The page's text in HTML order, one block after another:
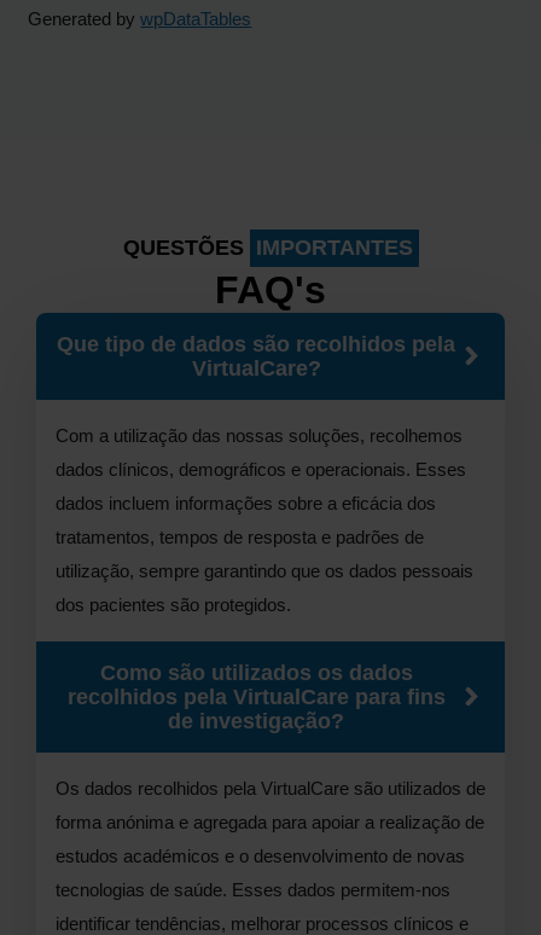
Generated bywpDataTables
QUESTÕES IMPORTANTES
FAQ's
Que tipo de dados são recolhidos pela
VirtualCare?
Com a utilização das nossas soluções, recolhemos
dados clínicos, demográficos e operacionais. Esses
dados incluem informações sobre a eficácia dos
tratamentos, tempos de resposta e padrões de
utilização, sempre garantindo que os dados pessoais
dos pacientes são protegidos.
Como são utilizados os dados
recolhidos pela VirtualCare para fins
de investigação?
Os dados recolhidos pela VirtualCare são utilizados de
forma anónima e agregada para apoiar a realização de
estudos académicos e o desenvolvimento de novas
tecnologias de saúde. Esses dados permitem-nos
identificar tendências, melhorar processos clínicos e